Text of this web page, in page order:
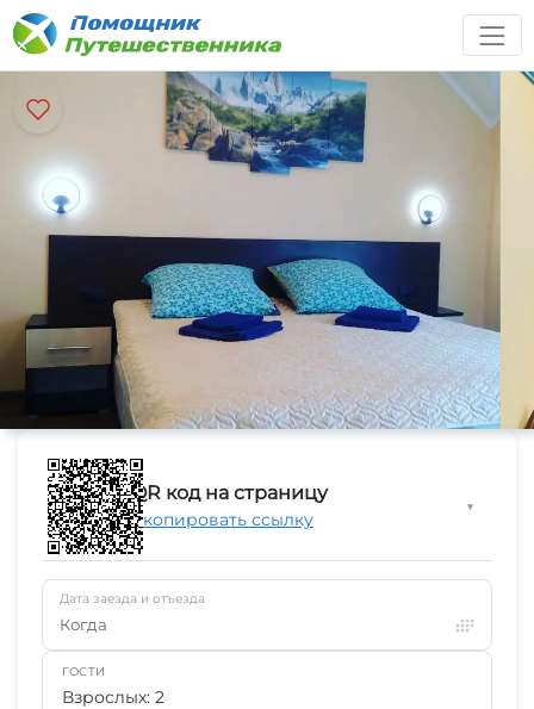
QR код на страницу
Скопировать ссылку
▼
Дата заезда и отъезда
Когда
ГОСТИ
Взрослых: 2